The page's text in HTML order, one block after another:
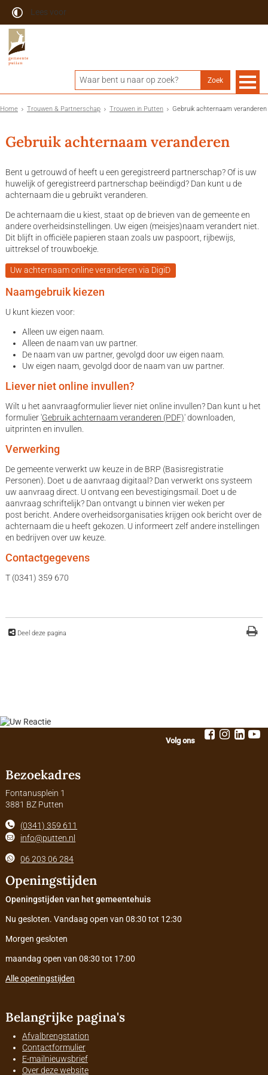
Lees voor
Home Trouwen & Partnerschap Trouwen in Putten Gebruik achternaam veranderen
Gebruik achternaam veranderen
Bent u getrouwd of heeft u een geregistreerd partnerschap? Of is uw
huwelijk of geregistreerd partnerschap beëindigd? Dan kunt u de
achternaam die u gebruikt veranderen.
De achternaam die u kiest, staat op de brieven van de gemeente en
andere overheidsinstellingen. Uw eigen (meisjes)naam verandert niet.
Dit blijft in officiële papieren staan zoals uw paspoort, rijbewijs,
uittreksel of trouwboekje.
Uw achternaam online veranderen via DigiD
Naamgebruik kiezen
U kunt kiezen voor:
Alleen uw eigen naam.
Alleen de naam van uw partner.
De naam van uw partner, gevolgd door uw eigen naam.
Uw eigen naam, gevolgd door de naam van uw partner.
Liever niet online invullen?
Wilt u het aanvraagformulier liever niet online invullen? Dan kunt u het
formulier 'Gebruik achternaam veranderen (PDF)' downloaden,
uitprinten en invullen.
Verwerking
De gemeente verwerkt uw keuze in de BRP (Basisregistratie
Personen). Doet u de aanvraag digitaal? Dan verwerkt ons systeem
uw aanvraag direct. U ontvang een bevestigingsmail. Doet u de
aanvraag schriftelijk? Dan ontvangt u binnen vier weken per
post bericht. Andere overheidsorganisaties krijgen ook bericht over de
achternaam die u heeft gekozen. U informeert zelf andere instellingen
en bedrijven over uw keuze.
Contactgegevens
T (0341) 359 670
Deel deze pagina
Volg ons
Bezoekadres
Fontanusplein 1
3881 BZ Putten
(0341) 359 611
info@putten.nl
06 203 06 284
Openingstijden
Openingstijden van het gemeentehuis
Nu gesloten. Vandaag open van 08:30 tot 12:30
Morgen gesloten
maandag open van 08:30 tot 17:00
Alle openingstijden
Belangrijke pagina's
Afvalbrengstation
Contactformulier
E-mailnieuwsbrief
Over deze website